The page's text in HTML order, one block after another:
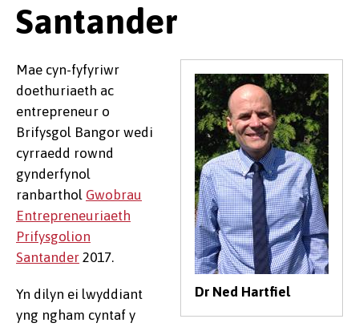
Santander
Dr Ned Hartfiel
Mae cyn-fyfyriwr
doethuriaeth ac
entrepreneur o
Brifysgol Bangor wedi
cyrraedd rownd
gynderfynol
ranbarthol Gwobrau
Entrepreneuriaeth
Prifysgolion
Santander 2017.
Yn dilyn ei lwyddiant
yng ngham cyntaf y